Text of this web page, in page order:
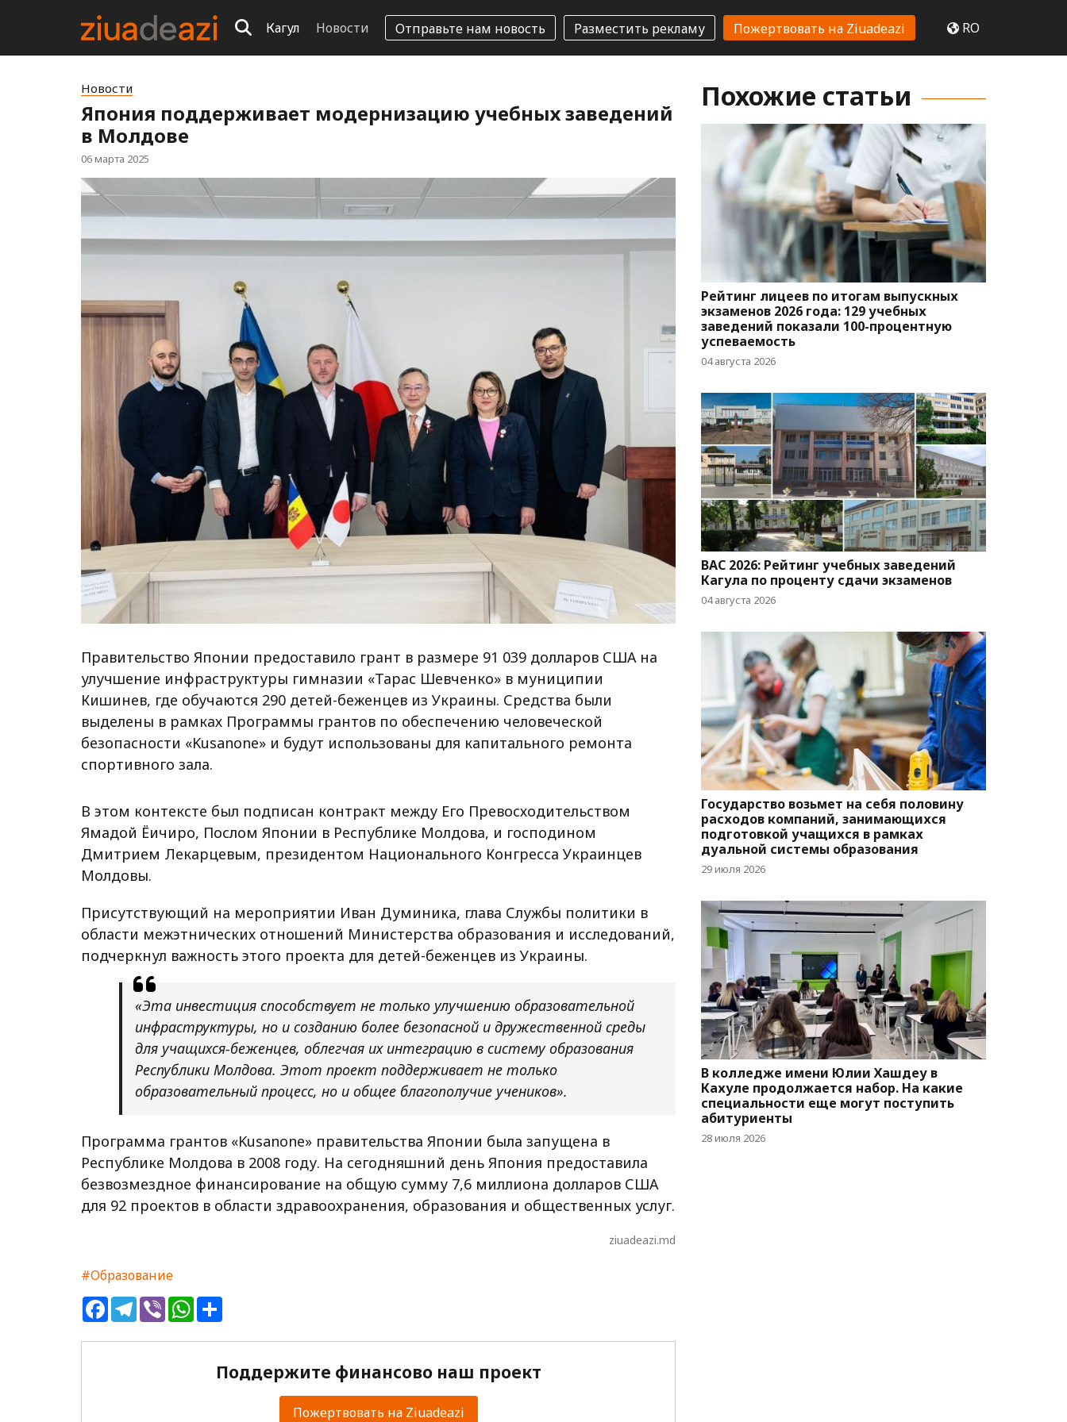
Кагул Новости Отправьте нам новость Разместить рекламу Пожертвовать на Ziuadeazi RO
Новости
Япония поддерживает модернизацию учебных заведений
в Молдове
06 марта 2025
Правительство Японии предоставило грант в размере 91 039 долларов США на
улучшение инфраструктуры гимназии «Тарас Шевченко» в муниципии
Кишинев, где обучаются 290 детей-беженцев из Украины. Средства были
выделены в рамках Программы грантов по обеспечению человеческой
безопасности «Kusanone» и будут использованы для капитального ремонта
спортивного зала.
В этом контексте был подписан контракт между Его Превосходительством
Ямадой Ёичиро, Послом Японии в Республике Молдова, и господином
Дмитрием Лекарцевым, президентом Национального Конгресса Украинцев
Молдовы.
Присутствующий на мероприятии Иван Думиника, глава Службы политики в
области межэтнических отношений Министерства образования и исследований,
подчеркнул важность этого проекта для детей-беженцев из Украины.
«Эта инвестиция способствует не только улучшению образовательной
инфраструктуры, но и созданию более безопасной и дружественной среды
для учащихся-беженцев, облегчая их интеграцию в систему образования
Республики Молдова. Этот проект поддерживает не только
образовательный процесс, но и общее благополучие учеников».
Программа грантов «Kusanone» правительства Японии была запущена в
Республике Молдова в 2008 году. На сегодняшний день Япония предоставила
безвозмездное финансирование на общую сумму 7,6 миллиона долларов США
для 92 проектов в области здравоохранения, образования и общественных услуг.
ziuadeazi.md
#Образование
FacebookTelegram
ViberWhatsApp
Поддержите финансово наш проект
Пожертвовать на Ziuadeazi
Похожие статьи
Рейтинг лицеев по итогам выпускных
экзаменов 2026 года: 129 учебных
заведений показали 100-процентную
успеваемость
04 августа 2026
BAC 2026: Рейтинг учебных заведений
Кагула по проценту сдачи экзаменов
04 августа 2026
Государство возьмет на себя половину
расходов компаний, занимающихся
подготовкой учащихся в рамках
дуальной системы образования
29 июля 2026
В колледже имени Юлии Хашдеу в
Кахуле продолжается набор. На какие
специальности еще могут поступить
абитуриенты
28 июля 2026